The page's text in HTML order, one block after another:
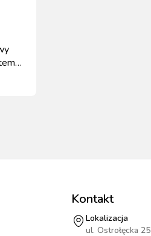
Kontakt
Lokalizacja
ul. Ostrołęcka 25